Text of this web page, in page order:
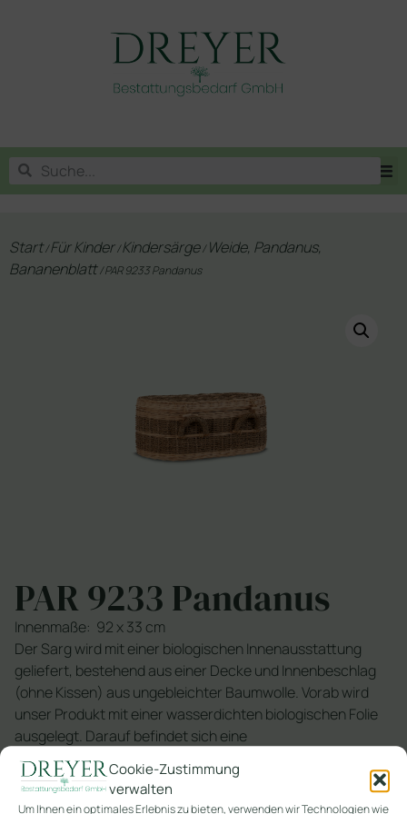
Cookie-Zustimmung
verwalten
Um Ihnen ein optimales Erlebnis zu bieten, verwenden wir Technologien wie
Start/Für Kinder/Kindersärge/Weide, Pandanus,
Bananenblatt/ PAR 9233 Pandanus
PAR 9233 Pandanus
Innenmaße: 92 x 33 cm
Der Sarg wird mit einer biologischen Innenausstattung
geliefert, bestehend aus einer Decke und Innenbeschlag
(ohne Kissen) aus ungebleichter Baumwolle. Vorab wird
unser Produkt mit einer wasserdichten biologischen Folie
ausgelegt. Darauf befindet sich eine
feuchtigkeitsabsorbierende Matratze aus Mais. Alle unsere
angebotenen Särge verfügen über das Eco Fair Trade-
oder das FSC-Zertifikat.